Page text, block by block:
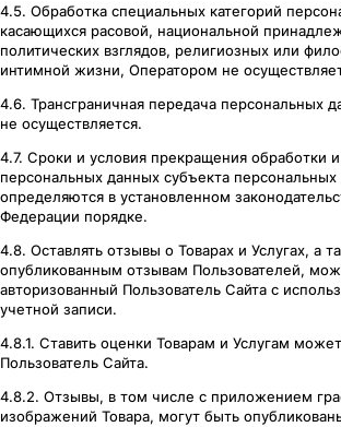
4.5. Обработка специальных категорий
касающихся расовой, национальной
политических взглядов, религиозных или
интимной жизни, Оператором не
4.6. Трансграничная передача персональных
не осуществляется.
4.7. Сроки и условия прекращения обработки
персональных данных субъекта
определяются в установленном
Федерации порядке.
4.8. Оставлять отзывы о Товарах и Услугах, а
опубликованным отзывам Пользователей,
авторизованный Пользователь Сайта с
учетной записи.
4.8.1. Ставить оценки Товарам и Услугам
Пользователь Сайта.
4.8.2. Отзывы, в том числе с приложением
изображений Товара, могут быть